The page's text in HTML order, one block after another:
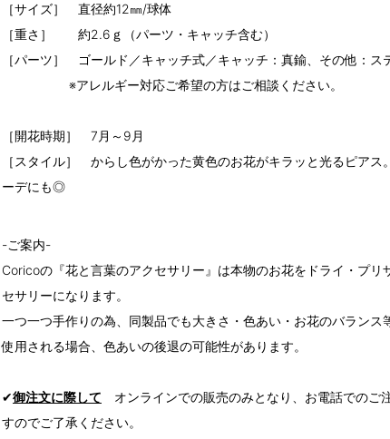
［サイズ］ 直径約12㎜/球体
［重さ］ 約2.6ｇ（パーツ・キャッチ含む）
［パーツ］ ゴールド／キャッチ式／キャッチ：真鍮、その他：ス
※アレルギー対応ご希望の方はご相談ください。
［開花時期］ 7月～9月
［スタイル］ からし色がかった黄色のお花がキラッと光るピアス
ーデにも◎
-ご案内-
Coricoの『花と言葉のアクセサリー』は本物のお花をドライ・プリ
セサリーになります。
一つ一つ手作りの為、同製品でも大きさ・色あい・お花のバランス
使用される場合、色あいの後退の可能性があります。
✔御注文に際して オンラインでの販売のみとなり、お電話でのご
すのでご了承ください。